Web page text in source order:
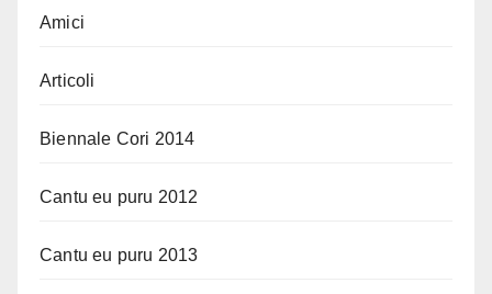
Amici
Articoli
Biennale Cori 2014
Cantu eu puru 2012
Cantu eu puru 2013